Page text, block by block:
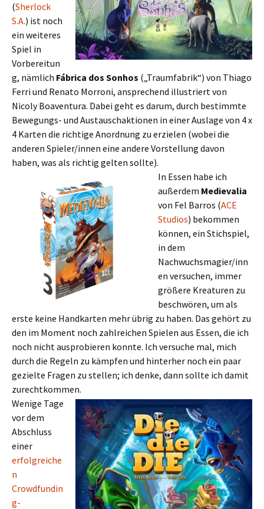
(Sherlock
S.A.) ist noch
ein weiteres
Spiel in
Vorbereitun
g, nämlich Fábrica dos Sonhos („Traumfabrik“) von Thiago
Ferri und Renato Morroni, ansprechend illustriert von
Nicoly Boaventura. Dabei geht es darum, durch bestimmte
Bewegungs- und Austauschaktionen in einer Auslage von 4 x
4 Karten die richtige Anordnung zu erzielen (wobei die
anderen Spieler/innen eine andere Vorstellung davon
haben, was als richtig gelten sollte).
In Essen habe ich
außerdem Medievalia
von Fel Barros (ACE
Studios) bekommen
können, ein Stichspiel,
in dem
Nachwuchsmagier/inn
en versuchen, immer
größere Kreaturen zu
beschwören, um als
erste keine Handkarten mehr übrig zu haben. Das gehört zu
den im Moment noch zahlreichen Spielen aus Essen, die ich
noch nicht ausprobieren konnte. Ich versuche mal, mich
durch die Regeln zu kämpfen und hinterher noch ein paar
gezielte Fragen zu stellen; ich denke, dann sollte ich damit
zurechtkommen.
Wenige Tage
vor dem
Abschluss
einer
erfolgreiche
n
Crowdfundin
g-